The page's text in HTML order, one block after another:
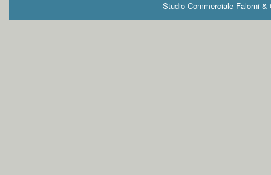
Studio Commerciale Falorni